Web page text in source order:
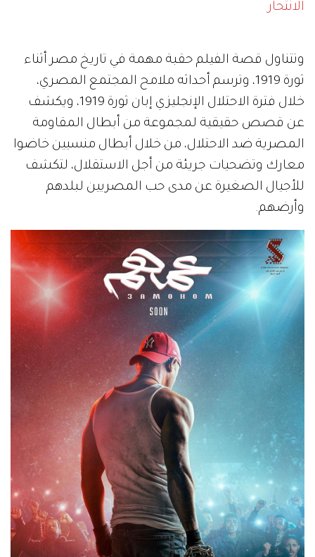
الانتحار
وتتناول قصة الفيلم حقبة مهمة في تاريخ مصر أثناء
ثورة 1919، وترسم أحداثه ملامح المجتمع المصري،
خلال فترة الاحتلال الإنجليزي إبان ثورة 1919، ويكشف
عن قصص حقيقية لمجموعة من أبطال المقاومة
المصرية ضد الاحتلال، من خلال أبطال منسيين خاضوا
معارك وتضحيات جريئة من أجل الاستقلال، لتكشف
للأجيال الصغيرة عن مدى حب المصريين لبلدهم
وأرضهم.